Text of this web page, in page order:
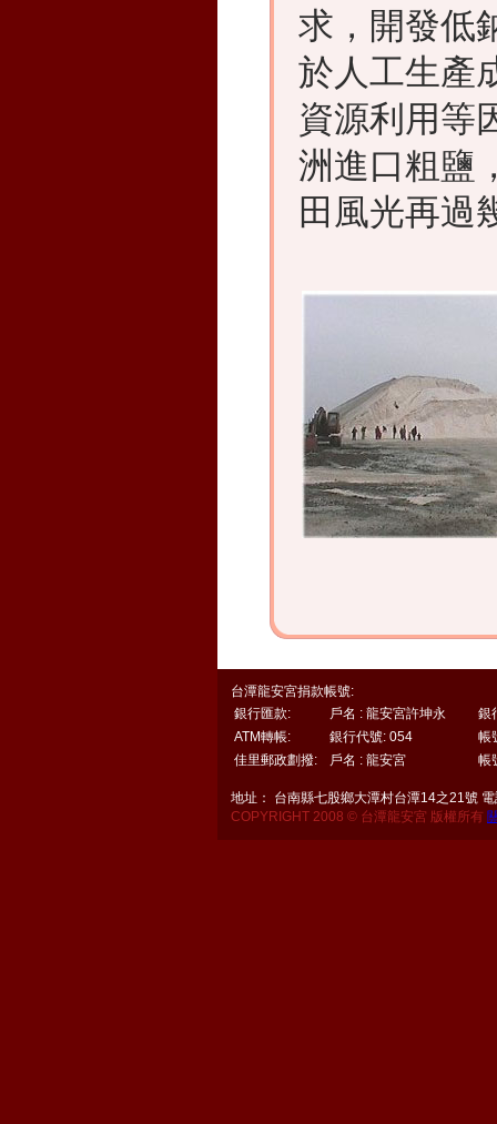
求，開發低
於人工生產
資源利用等
洲進口粗鹽
田風光再過
台潭龍安宮捐款帳號:
銀行匯款:
戶名 : 龍安宮許坤永
銀
ATM轉帳:
銀行代號: 054
帳
佳里郵政劃撥:
戶名 : 龍安宮 帳
地址： 台南縣七股鄉大潭村台潭14之21號
COPYRIGHT 2008 © 台潭龍安宮 版權所有